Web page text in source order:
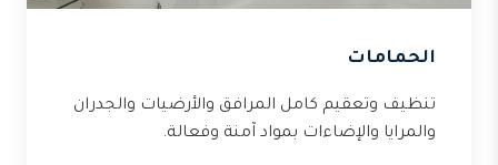
الحمامات
تنظيف وتعقيم كامل المرافق والأرضيات والجدران
والمرايا والإضاءات بمواد آمنة وفعالة.